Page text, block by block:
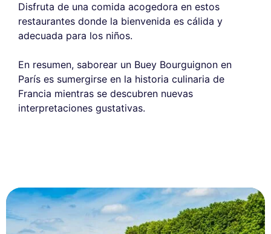
Disfruta de una comida acogedora en estos
restaurantes donde la bienvenida es cálida y
adecuada para los niños.
En resumen, saborear un Buey Bourguignon en
París es sumergirse en la historia culinaria de
Francia mientras se descubren nuevas
interpretaciones gustativas.